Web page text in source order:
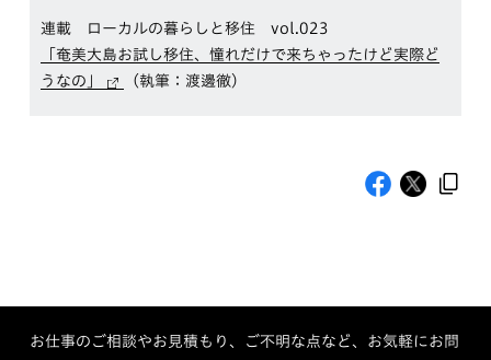
連載 ローカルの暮らしと移住 vol.023
「奄美大島お試し移住、憧れだけで来ちゃったけど実際ど
うなの」
（執筆：渡邊徹）
お仕事のご相談やお見積もり、ご不明な点など、お気軽にお問